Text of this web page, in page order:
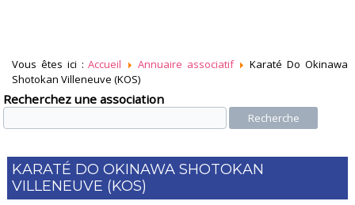
Vous êtes ici :Accueil Annuaire associatif
Karaté Do Okinawa
Shotokan Villeneuve (KOS)
Recherchez une association
Recherche
KARATÉ DO OKINAWA SHOTOKAN
VILLENEUVE (KOS)